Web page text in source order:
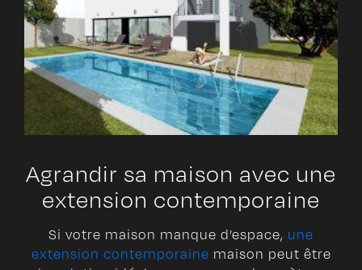
Agrandir sa maison avec une
extension contemporaine
Si votre maison manque d’espace, une
extension contemporaine maison peut être